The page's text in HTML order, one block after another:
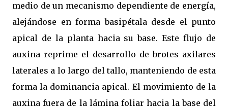
medio de un mecanismo dependiente de energía,
alejándose en forma basipétala desde el punto
apical de la planta hacia su base. Este flujo de
auxina reprime el desarrollo de brotes axilares
laterales a lo largo del tallo, manteniendo de esta
forma la dominancia apical. El movimiento de la
auxina fuera de la lámina foliar hacia la base del